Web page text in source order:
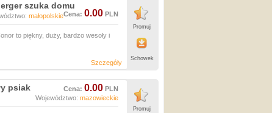
szuka domu
Cena: 0.00 PLN
małopolskie
to piękny, duży, bardzo wesoły i
Szczegóły
Promuj
Schowek
psiak Cena: 0.00 PLN
Województwo: mazowieckie
Promuj